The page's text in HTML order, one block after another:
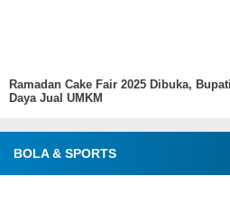
Ramadan Cake Fair 2025 Dibuka,
Daya Jual UMKM
BOLA & SPORTS